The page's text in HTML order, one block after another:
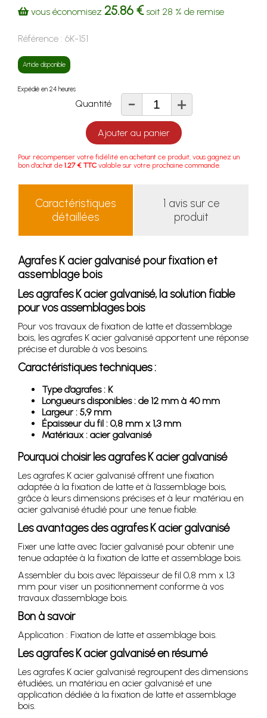
vous économisez 25.86 €soit 28 % de remise
Référence : 6K-151
Article disponible
Expédié en 24 heures
Quantité - +
Ajouter au panier
Pour récompenser votre fidélité en achetant ce produit, vous gagnez un
bon d'achat de 1.27 € TTC valable sur votre prochaine commande.
Caractéristiques
détaillées
1 avis sur ce
produit
Agrafes K acier galvanisé pour fixation et
assemblage bois
Les agrafes K acier galvanisé, la solution fiable
pour vos assemblages bois
Pour vos travaux de fixation de latte et d’assemblage
bois, les agrafes K acier galvanisé apportent une réponse
précise et durable à vos besoins.
Caractéristiques techniques :
Type d’agrafes : K
Longueurs disponibles : de 12 mm à 40 mm
Largeur : 5,9 mm
Épaisseur du fil : 0,8 mm x 1,3 mm
Matériaux : acier galvanisé
Pourquoi choisir les agrafes K acier galvanisé
Les agrafes K acier galvanisé offrent une fixation
adaptée à la fixation de latte et à l’assemblage bois,
grâce à leurs dimensions précises et à leur matériau en
acier galvanisé étudié pour une tenue fiable.
Les avantages des agrafes K acier galvanisé
Fixer une latte avec l’acier galvanisé pour obtenir une
tenue adaptée à la fixation de latte et assemblage bois.
Assembler du bois avec l’épaisseur de fil 0,8 mm x 1,3
mm pour viser un positionnement conforme à vos
travaux d’assemblage bois.
Bon à savoir
Application : Fixation de latte et assemblage bois.
Les agrafes K acier galvanisé en résumé
Les agrafes K acier galvanisé regroupent des dimensions
étudiées, un matériau en acier galvanisé et une
application dédiée à la fixation de latte et assemblage
bois.